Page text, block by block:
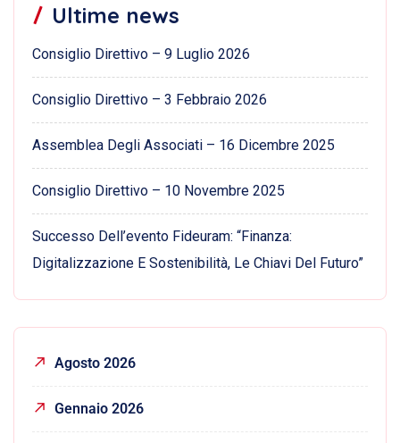
Ultime news
Consiglio Direttivo – 9 Luglio 2026
Consiglio Direttivo – 3 Febbraio 2026
Assemblea Degli Associati – 16 Dicembre 2025
Consiglio Direttivo – 10 Novembre 2025
Successo Dell’evento Fideuram: “Finanza:
Digitalizzazione E Sostenibilità, Le Chiavi Del Futuro”
Agosto 2026
Gennaio 2026